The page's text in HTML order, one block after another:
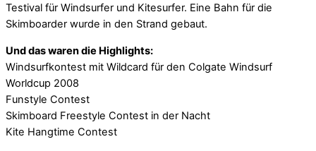
Testival für Windsurfer und Kitesurfer. Eine Bahn für die
Skimboarder wurde in den Strand gebaut.
Und das waren die Highlights:
Windsurfkontest mit Wildcard für den Colgate Windsurf
Worldcup 2008
Funstyle Contest
Skimboard Freestyle Contest in der Nacht
Kite Hangtime Contest